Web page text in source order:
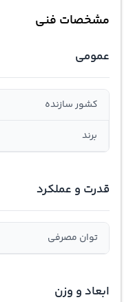
مشخصات فنی
عمومی
کشور سازنده
برند
قدرت و عملکرد
توان مصرفی
ابعاد و وزن